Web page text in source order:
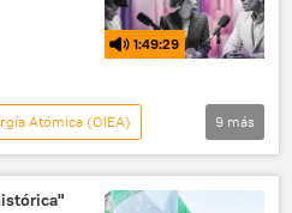
1:49:29
Atómica (OIEA)
seguridad
Alemania
9 más